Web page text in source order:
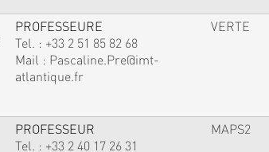
PROFESSEURE
Tel. : +33 2 51 85 82 68
Mail : Pascaline.Pre@imt-
atlantique.fr
VERTE
PROFESSEUR
Tel. : +33 2 40 17 26 31
MAPS2